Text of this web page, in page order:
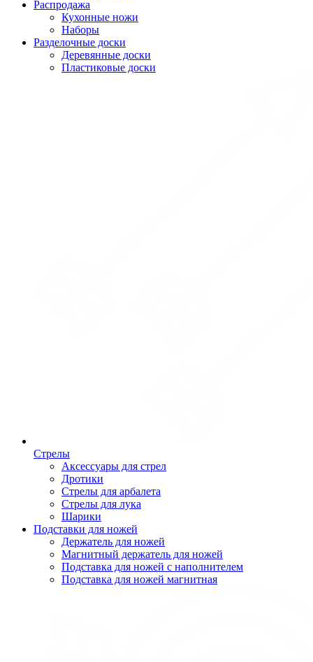
Распродажа
Кухонные ножи
Наборы
Разделочные доски
Деревянные доски
Пластиковые доски
Стрелы
Аксессуары для стрел
Дротики
Стрелы для арбалета
Стрелы для лука
Шарики
Подставки для ножей
Держатель для ножей
Магнитный держатель для ножей
Подставка для ножей с наполнителем
Подставка для ножей магнитная